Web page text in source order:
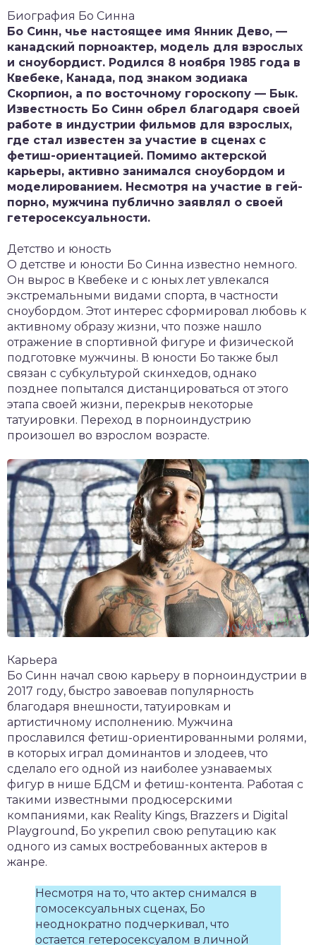
Биография Бо Синна
Бо Синн, чье настоящее имя Янник Дево, —
канадский порноактер, модель для взрослых
и сноубордист. Родился 8 ноября 1985 года в
Квебеке, Канада, под знаком зодиака
Скорпион, а по восточному гороскопу — Бык.
Известность Бо Синн обрел благодаря своей
работе в индустрии фильмов для взрослых,
где стал известен за участие в сценах с
фетиш-ориентацией. Помимо актерской
карьеры, активно занимался сноубордом и
моделированием. Несмотря на участие в гей-
порно, мужчина публично заявлял о своей
гетеросексуальности.
Детство и юность
О детстве и юности Бо Синна известно немного.
Он вырос в Квебеке и с юных лет увлекался
экстремальными видами спорта, в частности
сноубордом. Этот интерес сформировал любовь к
активному образу жизни, что позже нашло
отражение в спортивной фигуре и физической
подготовке мужчины. В юности Бо также был
связан с субкультурой скинхедов, однако
позднее попытался дистанцироваться от этого
этапа своей жизни, перекрыв некоторые
татуировки. Переход в порноиндустрию
произошел во взрослом возрасте.
Карьера
Бо Синн начал свою карьеру в порноиндустрии в
2017 году, быстро завоевав популярность
благодаря внешности, татуировкам и
артистичному исполнению. Мужчина
прославился фетиш-ориентированными ролями,
в которых играл доминантов и злодеев, что
сделало его одной из наиболее узнаваемых
фигур в нише БДСМ и фетиш-контента. Работая с
такими известными продюсерскими
компаниями, как Reality Kings, Brazzers и Digital
Playground, Бо укрепил свою репутацию как
одного из самых востребованных актеров в
жанре.
Несмотря на то, что актер снимался в
гомосексуальных сценах, Бо
неоднократно подчеркивал, что
остается гетеросексуалом в личной